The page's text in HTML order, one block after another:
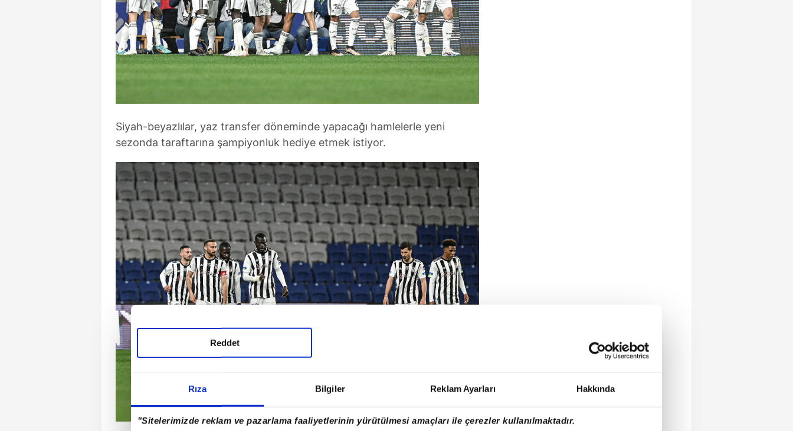
Rıza Bilgiler Reklam Ayarları Hakkında
"Sitelerimizde reklam ve pazarlama faaliyetlerinin yürütülmesi amaçları ile çerezler kullanılmaktadır.
Reddet
Siyah-beyazlılar, yaz transfer döneminde yapacağı hamlelerle yeni
sezonda taraftarına şampiyonluk hediye etmek istiyor.